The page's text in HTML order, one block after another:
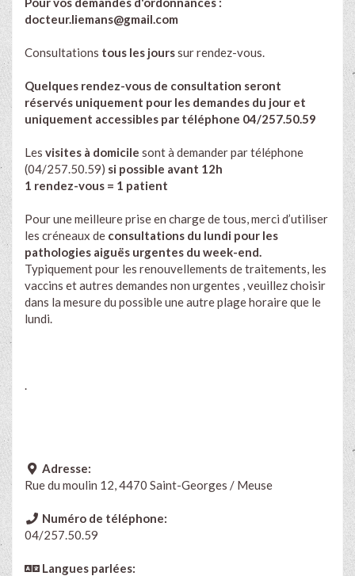
docteur.liemans@gmail.com
Consultations tous les jourssur rendez-vous.
Quelques rendez-vous de consultation seront
réservés uniquement pour les demandes du jour et
uniquement accessibles par téléphone 04/257.50.59
Les visites à domicile sont à demander par téléphone
(04/257.50.59) si possible avant 12h
1 rendez-vous = 1 patient
Pour une meilleure prise en charge de tous, merci d’utiliser
les créneaux de consultations du lundi pour les
pathologies aiguës urgentes du week-end.
Typiquement pour les renouvellements de traitements, les
vaccins et autres demandes non urgentes , veuillez choisir
dans la mesure du possible une autre plage horaire que le
lundi.
Adresse:
Rue du moulin 12, 4470 Saint-Georges / Meuse
Numéro de téléphone:
04/257.50.59
Langues parlées: